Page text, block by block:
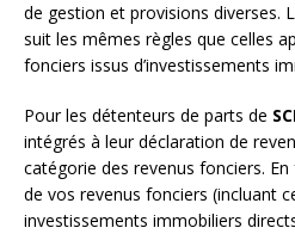
de gestion et provisions diverses.
suit les mêmes règles que celles
fonciers issus d’investissements
Pour les détenteurs de parts de
intégrés à leur déclaration de
catégorie des revenus fonciers.
de vos revenus fonciers (incluant
investissements immobiliers